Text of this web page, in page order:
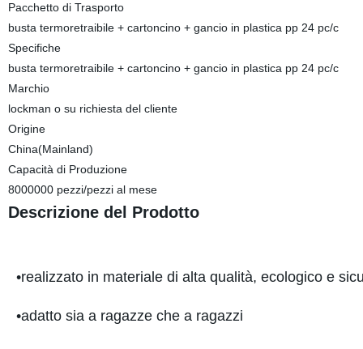
Pacchetto di Trasporto
busta termoretraibile + cartoncino + gancio in plastica pp 24 pc/c
Specifiche
busta termoretraibile + cartoncino + gancio in plastica pp 24 pc/c
Marchio
lockman o su richiesta del cliente
Origine
China(Mainland)
Capacità di Produzione
8000000 pezzi/pezzi al mese
Descrizione del Prodotto
•realizzato in materiale di alta qualità, ecologico e
•adatto sia a ragazze che a ragazzi